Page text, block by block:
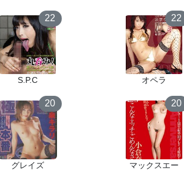
22
S.P.C
22
オペラ
20
グレイズ
20
マックスエー